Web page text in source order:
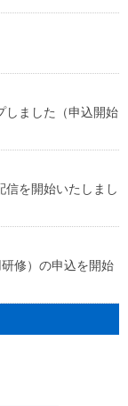
しました（申込開始
信を開始いたしまし
修）の申込を開始